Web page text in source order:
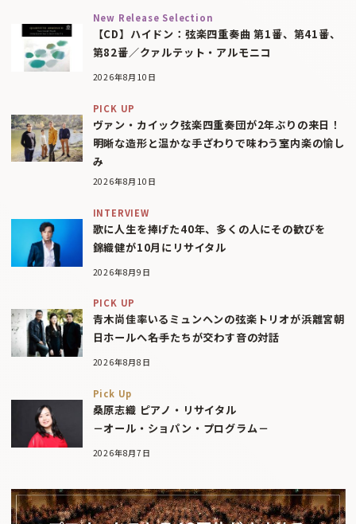
New Release Selection
【CD】ハイドン：弦楽四重奏曲 第1番、第41番、
第82番／クァルテット・アルモニコ
2026年8月10日
PICK UP
ヴァン・カイック弦楽四重奏団が2年ぶりの来日！
明晰な造形と温かな手ざわりで味わう室内楽の愉し
み
2026年8月10日
INTERVIEW
歌に人生を捧げた40年、多くの人にその歓びを
錦織健が10月にリサイタル
2026年8月9日
PICK UP
青木尚佳率いるミュンヘンの弦楽トリオが浜離宮朝
日ホールへ――名手たちが交わす音の対話
2026年8月8日
Pick Up
桑原志織 ピアノ・リサイタル
－オール・ショパン・プログラム－
2026年8月7日